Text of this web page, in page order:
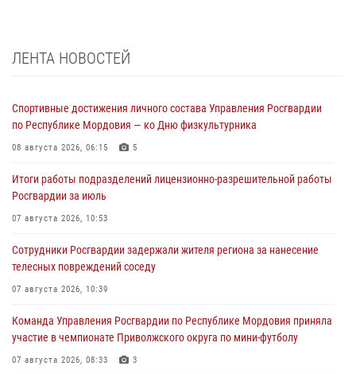
ЛЕНТА НОВОСТЕЙ
Спортивные достижения личного состава Управления Росгвардии
по Республике Мордовия — ко Дню физкультурника
08 августа 2026, 06:15 5
Итоги работы подразделений лицензионно-разрешительной работы
Росгвардии за июль
07 августа 2026, 10:53
Сотрудники Росгвардии задержали жителя региона за нанесение
телесных повреждений соседу
07 августа 2026, 10:39
Команда Управления Росгвардии по Республике Мордовия приняла
участие в чемпионате Приволжского округа по мини-футболу
07 августа 2026, 08:33 3